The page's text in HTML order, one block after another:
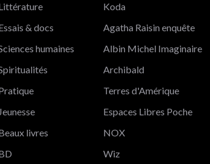
& docs
humaines
Jeunesse
livres
Koda
Agatha Raisin enquête
Albin Michel Imaginaire
Archibald
Terres d'Amérique
Espaces Libres Poche
NOX
Wiz